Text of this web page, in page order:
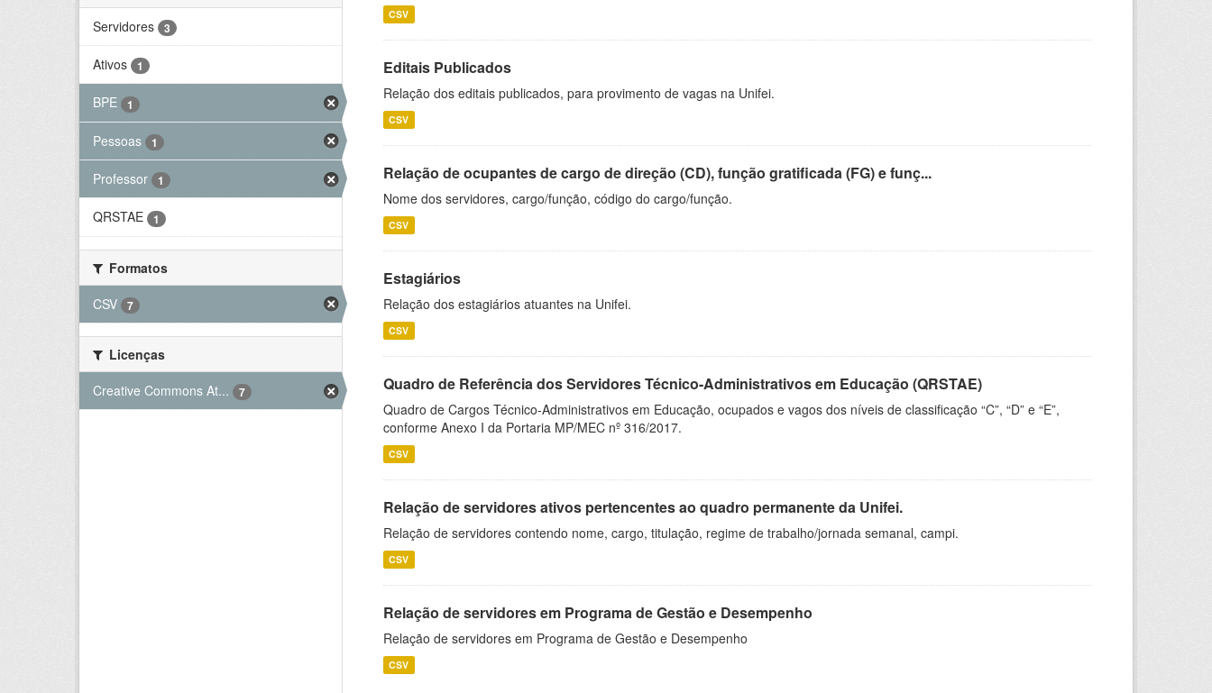
Servidores
3
Ativos 1
BPE 1
Pessoas 1
Professor 1
QRSTAE 1
Formatos
CSV
7
Licenças
Creative Commons At...
7
CSV
Editais Publicados
Relação dos editais publicados, para provimento de vagas na Unifei.
CSV
Relação de ocupantes de cargo de direção (CD), função gratificada (FG) e funç...
Nome dos servidores, cargo/função, código do cargo/função.
CSV
Estagiários
Relação dos estagiários atuantes na Unifei.
CSV
Quadro de Referência dos Servidores Técnico-Administrativos em Educação (QRSTAE)
Quadro de Cargos Técnico-Administrativos em Educação, ocupados e vagos dos níveis de classificação “C”, “D” e “E”,
conforme Anexo I da Portaria MP/MEC nº 316/2017.
CSV
Relação de servidores ativos pertencentes ao quadro permanente da Unifei.
Relação de servidores contendo nome, cargo, titulação, regime de trabalho/jornada semanal, campi.
CSV
Relação de servidores em Programa de Gestão e Desempenho
Relação de servidores em Programa de Gestão e Desempenho
CSV